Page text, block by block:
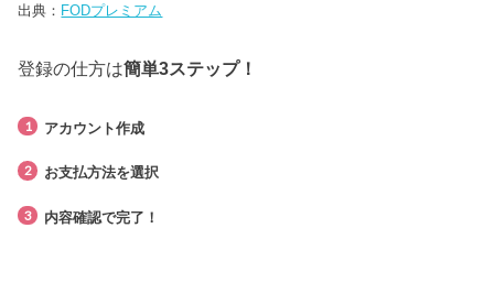
出典： FODプレミアム
登録の仕方は簡単3ステップ！
アカウント作成
お支払方法を選択
内容確認で完了！